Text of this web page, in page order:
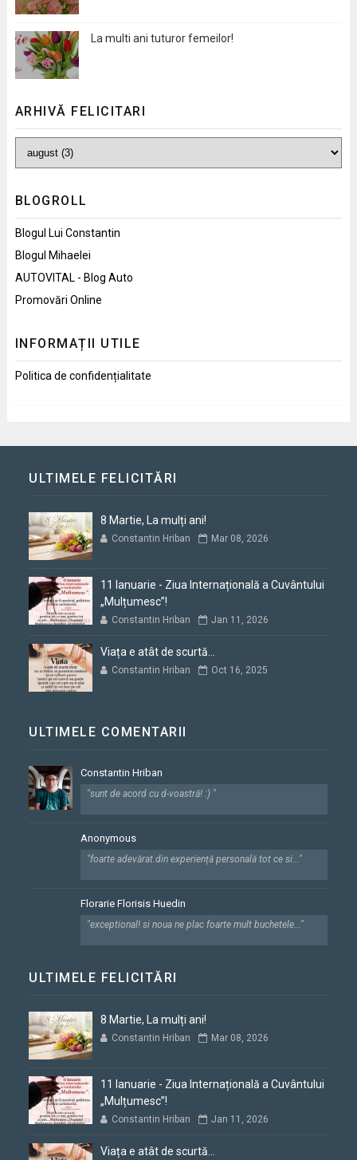
La multi ani tuturor femeilor!
ARHIVĂ FELICITARI
BLOGROLL
Blogul Lui Constantin
Blogul Mihaelei
AUTOVITAL - Blog Auto
Promovări Online
INFORMAȚII UTILE
Politica de confidențialitate
ULTIMELE FELICITĂRI
8 Martie, La mulți ani!
Constantin Hriban Mar 08, 2026
11 Ianuarie - Ziua Internațională a Cuvântului
„Mulțumesc”!
Constantin Hriban Jan 11, 2026
Viața e atât de scurtă...
Constantin Hriban Oct 16, 2025
ULTIMELE COMENTARII
Constantin Hriban
"sunt de acord cu d-voastră! :) "
Anonymous
"foarte adevărat.din experiență personală tot ce si..."
Florarie Florisis Huedin
"exceptional! si noua ne plac foarte mult buchetele..."
ULTIMELE FELICITĂRI
8 Martie, La mulți ani!
Constantin Hriban Mar 08, 2026
11 Ianuarie - Ziua Internațională a Cuvântului
„Mulțumesc”!
Constantin Hriban Jan 11, 2026
Viața e atât de scurtă...